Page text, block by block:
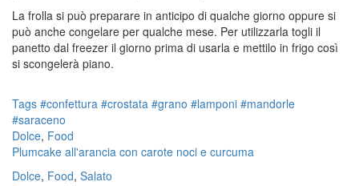
La frolla si può preparare in anticipo di qualche giorno oppure si
può anche congelare per qualche mese. Per utilizzarla togli il
panetto dal freezer il giorno prima di usarla e mettilo in frigo così
si scongelerà piano.
Tags #confettura #crostata #grano #lamponi #mandorle
#saraceno
Dolce, Food
Plumcake all'arancia con carote noci e curcuma
Dolce, Food, Salato